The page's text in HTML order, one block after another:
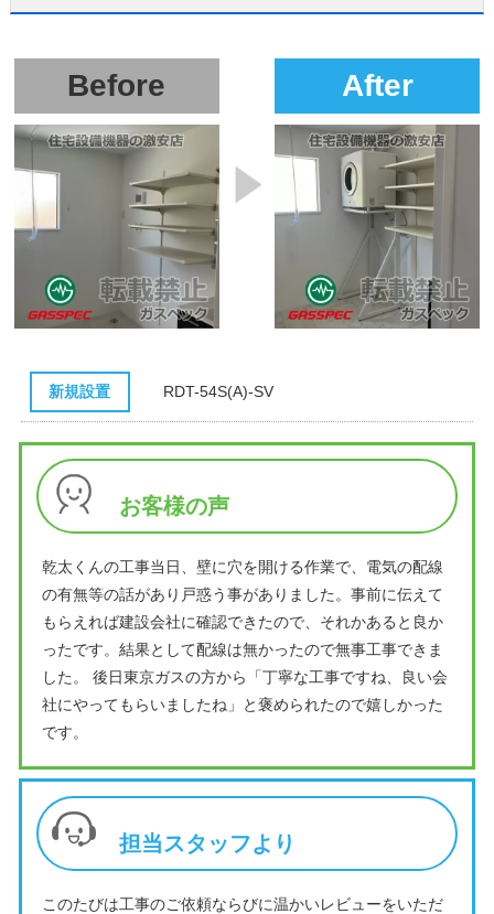
Before After
新規設置 RDT-54S(A)-SV
お客様の声
乾太くんの工事当日、壁に穴を開ける作業で、電気の配線
の有無等の話があり戸惑う事がありました。事前に伝えて
もらえれば建設会社に確認できたので、それかあると良か
ったです。結果として配線は無かったので無事工事できま
した。 後日東京ガスの方から「丁寧な工事ですね、良い会
社にやってもらいましたね」と褒められたので嬉しかった
です。
担当スタッフより
このたびは工事のご依頼ならびに温かいレビューをいただ